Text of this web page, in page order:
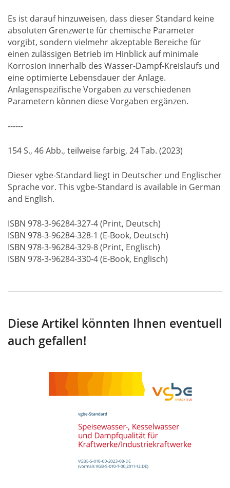
Es ist darauf hinzuweisen, dass dieser Standard keine
absoluten Grenzwerte für chemische Parameter
vorgibt, sondern vielmehr akzeptable Bereiche für
einen zulässigen Betrieb im Hinblick auf minimale
Korrosion innerhalb des Wasser-Dampf-Kreislaufs und
eine optimierte Lebensdauer der Anlage.
Anlagenspezifische Vorgaben zu verschiedenen
Parametern können diese Vorgaben ergänzen.
------
154 S., 46 Abb., teilweise farbig, 24 Tab. (2023)
Dieser vgbe-Standard liegt in Deutscher und Englischer
Sprache vor. This vgbe-Standard is available in German
and English.
ISBN 978-3-96284-327-4 (Print, Deutsch)
ISBN 978-3-96284-328-1 (E-Book, Deutsch)
ISBN 978-3-96284-329-8 (Print, Englisch)
ISBN 978-3-96284-330-4 (E-Book, Englisch)
Diese Artikel könnten Ihnen eventuell
auch gefallen!